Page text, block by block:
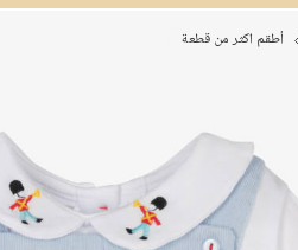
أطقم اكثر من قطعة